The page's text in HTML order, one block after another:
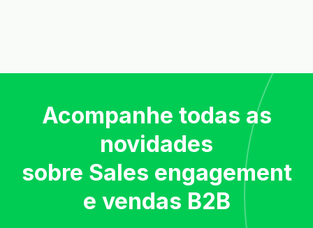
Acompanhe todas as
novidades
sobre Sales engagement
e vendas B2B